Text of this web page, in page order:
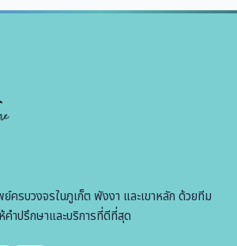
ครบวงจรในภูเก็ต พังงา และเขาหลัก ด้วยทีม
ำปรึกษาและบริการที่ดีที่สุด